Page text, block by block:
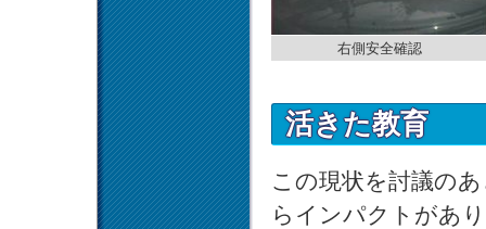
右側安全確認
活きた教育
この現状を討議の
らインパクトがあ